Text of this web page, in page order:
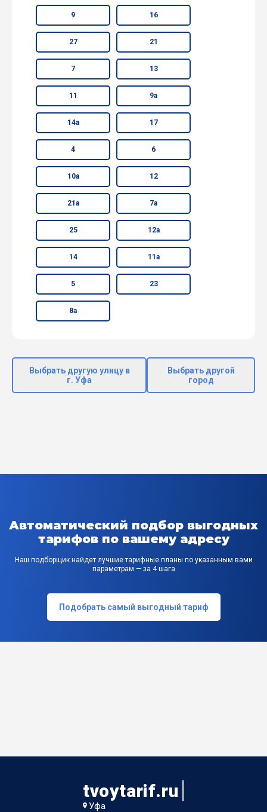
9 16
27 21
7 13
11 9а
14а 17
4 6
10а 12
21а 7а
25 12а
14 11а
5 23
8а
Выбрать другую улицу в
г. Уфа
Выбрать другой
город
Автоматический подбор выгодных
тарифов по вашему адресу
Наш подборщик найдет лучшие тарифные планы по указанным вами
параметрам — за 4 шага
Подобрать самый выгодный тариф
tvoytarif.ru
Уфа